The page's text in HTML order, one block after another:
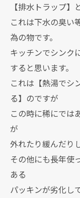
【排水トラップ】
これは下水の臭い
為の物です。
キッチンでシンク
すると思います。
これは【熱湯でシ
る】のですが
この時に稀にでは
が
外れたり緩んだり
その他にも長年使
ある
パッキンが劣化し